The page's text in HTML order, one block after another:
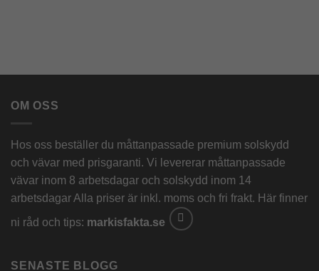
OM OSS
Hos oss beställer du måttanpassade premium solskydd
och vävar med prisgaranti. Vi levererar måttanpassade
vävar inom 8 arbetsdagar och solskydd inom 14
arbetsdagar Alla priser är inkl. moms och fri frakt. Här finner
ni råd och tips: markisfakta.se
SENASTE BLOGG